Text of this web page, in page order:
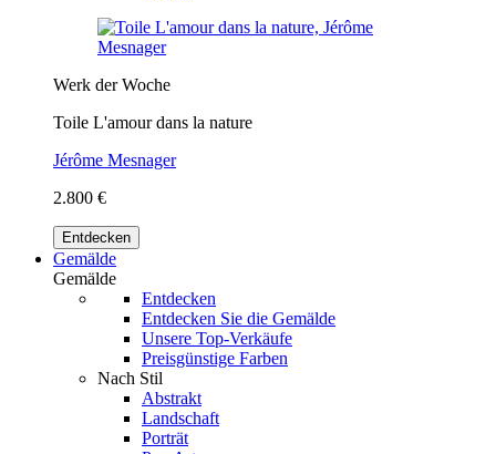
Werk der Woche
Toile L'amour dans la nature
Jérôme Mesnager
2.800 €
Entdecken
Gemälde
Gemälde
Entdecken
Entdecken Sie die Gemälde
Unsere Top-Verkäufe
Preisgünstige Farben
Nach Stil
Abstrakt
Landschaft
Porträt